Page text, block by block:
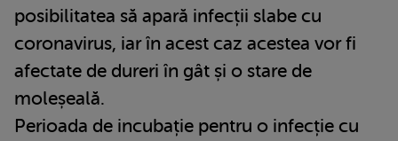
posibilitatea să apară infecții slabe cu
coronavirus, iar în acest caz acestea vor fi
afectate de dureri în gât și o stare de
moleșeală.
Perioada de incubație pentru o infecție cu